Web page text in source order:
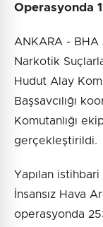
Operasyonda
ANKARA - BHA
Narkotik
Hudut Alay
Başsavcılığı
Komutanlığı
gerçekleştirildi.
Yapılan istihbari
İnsansız Hava
operasyonda